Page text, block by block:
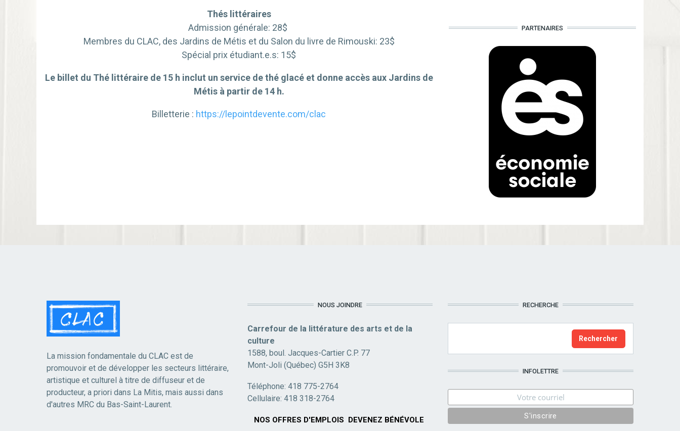
Thés littéraires
Admission générale: 28$
Membres du CLAC, des Jardins de Métis et du Salon du livre de Rimouski: 23$
Spécial prix étudiant.e.s: 15$
Le billet du Thé littéraire de 15 h inclut un service de thé glacé et donne accès aux Jardins de
Métis à partir de 14 h.
Billetterie : https://lepointdevente.com/clac
PARTENAIRES
La mission fondamentale du CLAC est de
promouvoir et de développer les secteurs littéraire,
artistique et culturel à titre de diffuseur et de
producteur, a priori dans La Mitis, mais aussi dans
d'autres MRC du Bas-Saint-Laurent.
NOUS JOINDRE
Carrefour de la littérature des arts et de la
culture
1588, boul. Jacques-Cartier C.P. 77
Mont-Joli (Québec) G5H 3K8
Téléphone: 418 775-2764
Cellulaire: 418 318-2764
NOS OFFRES D'EMPLOIS DEVENEZ BÉNÉVOLE
RECHERCHE
INFOLETTRE